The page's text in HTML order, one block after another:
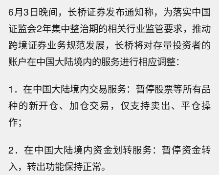
6月3日晚间，长桥证券发布通知称，为落实中国
证监会2年集中整治期的相关行业监管要求，推动
跨境证券业务规范发展，长桥将对存量投资者的
账户在中国大陆境内的服务进行相应调整：
1．在中国大陆境内交易服务：暂停股票等所有品
种的新开仓、加仓交易，仅支持卖出、平仓操
作；
2．在中国大陆境内资金划转服务：暂停资金转
入，转出功能保持正常。